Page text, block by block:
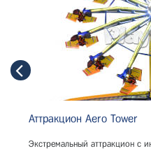
Аттракцион Aero Tower
Экстремальный аттракцион с